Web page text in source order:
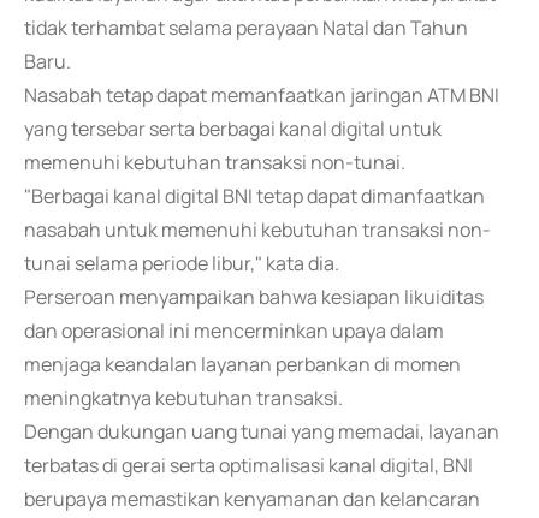
tidak terhambat selama perayaan Natal dan Tahun
Baru.
Nasabah tetap dapat memanfaatkan jaringan ATM BNI
yang tersebar serta berbagai kanal digital untuk
memenuhi kebutuhan transaksi non-tunai.
"Berbagai kanal digital BNI tetap dapat dimanfaatkan
nasabah untuk memenuhi kebutuhan transaksi non-
tunai selama periode libur," kata dia.
Perseroan menyampaikan bahwa kesiapan likuiditas
dan operasional ini mencerminkan upaya dalam
menjaga keandalan layanan perbankan di momen
meningkatnya kebutuhan transaksi.
Dengan dukungan uang tunai yang memadai, layanan
terbatas di gerai serta optimalisasi kanal digital, BNI
berupaya memastikan kenyamanan dan kelancaran